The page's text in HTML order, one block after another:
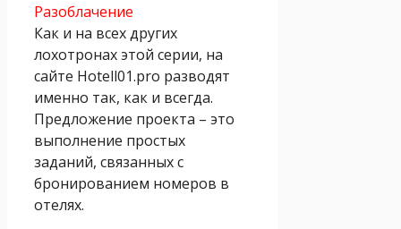
Разоблачение
Как и на всех других
лохотронах этой серии, на
сайте Hotell01.pro разводят
именно так, как и всегда.
Предложение проекта – это
выполнение простых
заданий, связанных с
бронированием номеров в
отелях.